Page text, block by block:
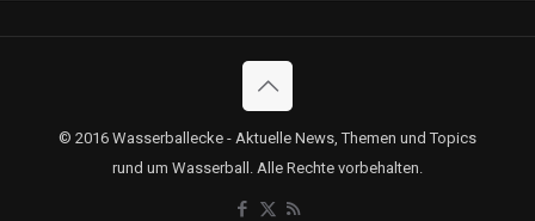
© 2016 Wasserballecke - Aktuelle News, Themen und Topics
rund um Wasserball. Alle Rechte vorbehalten.